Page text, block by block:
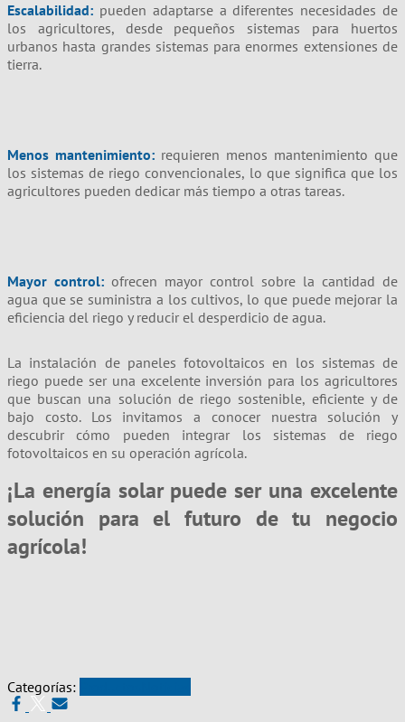
Escalabilidad: pueden adaptarse a diferentes necesidades de
los agricultores, desde pequeños sistemas para huertos
urbanos hasta grandes sistemas para enormes extensiones de
tierra.
Menos mantenimiento: requieren menos mantenimiento que
los sistemas de riego convencionales, lo que significa que los
agricultores pueden dedicar más tiempo a otras tareas.
Mayor control: ofrecen mayor control sobre la cantidad de
agua que se suministra a los cultivos, lo que puede mejorar la
eficiencia del riego y reducir el desperdicio de agua.
La instalación de paneles fotovoltaicos en los sistemas de
riego puede ser una excelente inversión para los agricultores
que buscan una solución de riego sostenible, eficiente y de
bajo costo. Los invitamos a conocer nuestra solución y
descubrir cómo pueden integrar los sistemas de riego
fotovoltaicos en su operación agrícola.
¡La energía solar puede ser una excelente
solución para el futuro de tu negocio
agrícola!
Categorías: